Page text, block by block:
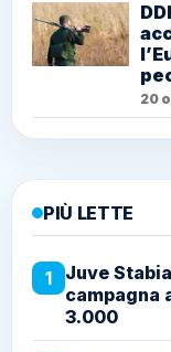
20
PIÙ LETTE
1
Juve
campagna
3.000